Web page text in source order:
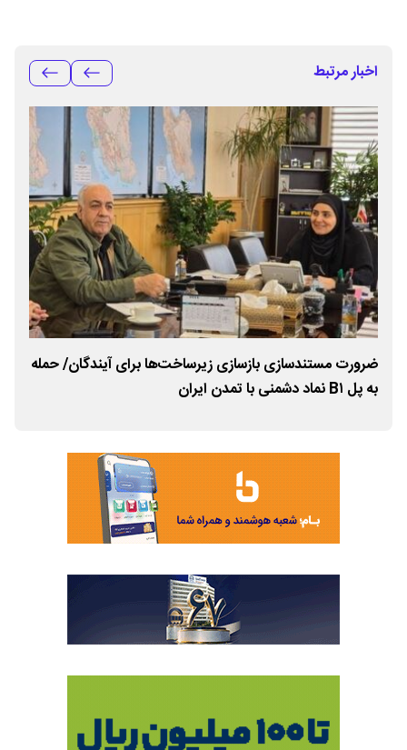
اخبار مرتبط
ضرورت مستندسازی بازسازی زیرساخت‌ها برای آیندگان/ حمله
به پل B۱ نماد دشمنی با تمدن ایران